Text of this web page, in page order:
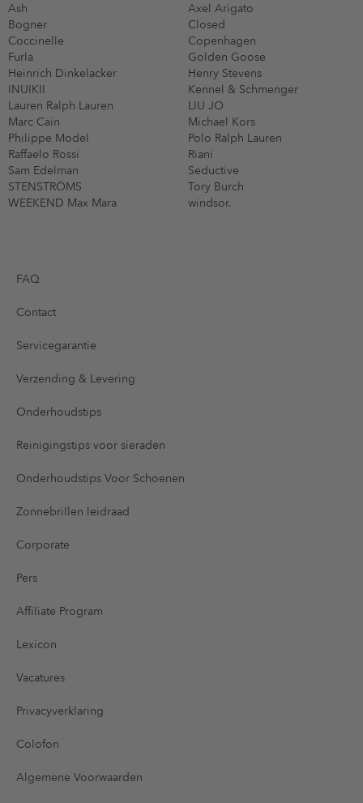
Ash
Axel Arigato
Bogner
Closed
Coccinelle
Copenhagen
Furla
Golden Goose
Heinrich Dinkelacker
Henry Stevens
INUIKII
Kennel & Schmenger
Lauren Ralph Lauren
LIU JO
Marc Cain
Michael Kors
Philippe Model
Polo Ralph Lauren
Raffaelo Rossi
Riani
Sam Edelman
Seductive
STENSTRÖMS
Tory Burch
WEEKEND Max Mara
windsor.
FAQ
Contact
Servicegarantie
Verzending & Levering
Onderhoudstips
Reinigingstips voor sieraden
Onderhoudstips Voor Schoenen
Zonnebrillen leidraad
Corporate
Pers
Affiliate Program
Lexicon
Vacatures
Privacyverklaring
Colofon
Algemene Voorwaarden